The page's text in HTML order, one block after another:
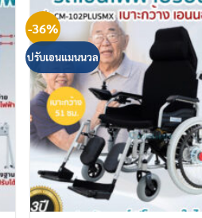
-36%
ปรับเอนแมนนวล